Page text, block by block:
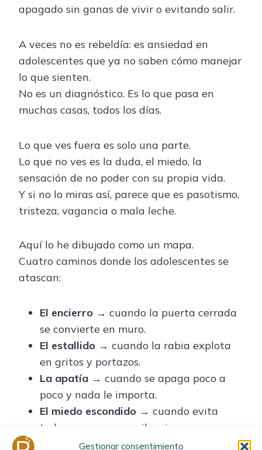
Gestionar consentimiento
apagado sin ganas de vivir o evitando salir.
A veces no es rebeldía: es ansiedad en
adolescentes que ya no saben cómo manejar
lo que sienten.
No es un diagnóstico. Es lo que pasa en
muchas casas, todos los días.
Lo que ves fuera es solo una parte.
Lo que no ves es la duda, el miedo, la
sensación de no poder con su propia vida.
Y si no lo miras así, parece que es pasotismo,
tristeza, vagancia o mala leche.
Aquí lo he dibujado como un mapa.
Cuatro caminos donde los adolescentes se
atascan:
El encierro → cuando la puerta cerrada
se convierte en muro.
El estallido → cuando la rabia explota
en gritos y portazos.
La apatía → cuando se apaga poco a
poco y nada le importa.
El miedo escondido → cuando evita
todo con excusas y silencios.